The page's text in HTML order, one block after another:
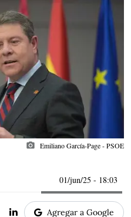
photo_camera Emiliano García-Page - PSOE
01/jun/25 - 18:03
Agregar a Google